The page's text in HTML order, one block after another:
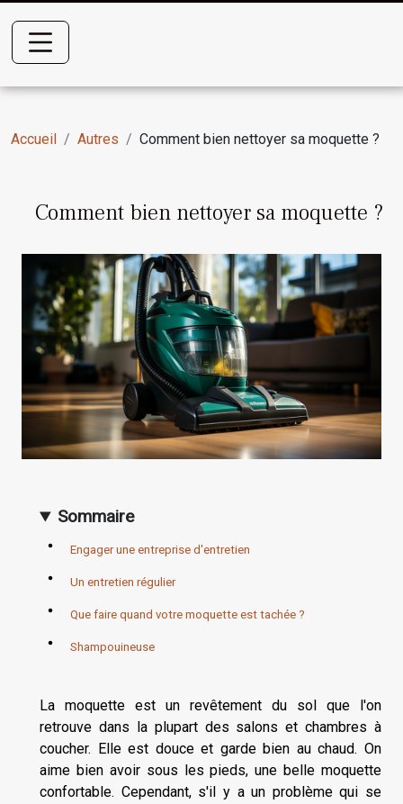
Accueil Autres Comment bien nettoyer sa moquette ?
Comment bien nettoyer sa moquette ?
Sommaire
Engager une entreprise d'entretien
Un entretien régulier
Que faire quand votre moquette est tachée ?
Shampouineuse
La moquette est un revêtement du sol que l'on
retrouve dans la plupart des salons et chambres à
coucher. Elle est douce et garde bien au chaud. On
aime bien avoir sous les pieds, une belle moquette
confortable. Cependant, s'il y a un problème qui se